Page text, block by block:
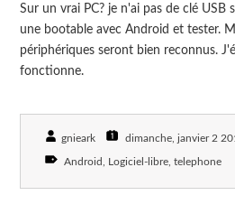
Sur un vrai PC? je n'ai pas de clé USB
une bootable avec Android et tester.
périphériques seront bien reconnus.
fonctionne.
gnieark dimanche, janvier 2
Android Logiciel-libre telephone